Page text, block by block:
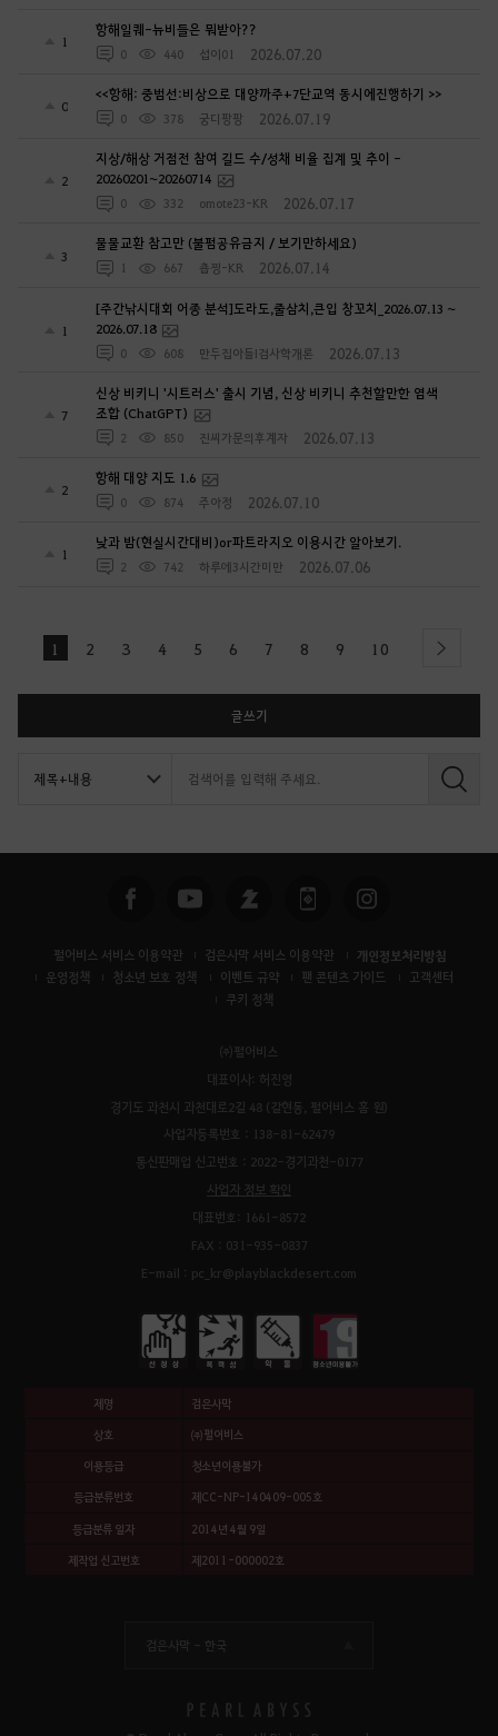
1
항해일퀘-뉴비들은 뭐받아??
0 440 섭이01 2026.07.20
0
<<항해: 중범선:비상으로 대양까주+7단교역 동시에진행하기 >>
0 378 궁디팡팡 2026.07.19
2
지상/해상 거점전 참여 길드 수/성채 비율 집계 및 추이 -
20260201~20260714
0 332 omote23-KR 2026.07.17
3
물물교환 참고만 (불펌공유금지 / 보기만하세요)
1 667 춉찡-KR 2026.07.14
1
[주간낚시대회 어종 분석]도라도,줄삼치,큰입 창꼬치_2026.07.13 ~
2026.07.18
0 608 만두집아들I검사학개론 2026.07.13
7
신상 비키니 '시트러스' 출시 기념, 신상 비키니 추천할만한 염색
조합 (ChatGPT)
2 850 진씨가문의후계자 2026.07.13
2
항해 대양 지도 1.6
0 874 주아정 2026.07.10
1
낮과 밤(현실시간대비)or파트라지오 이용시간 알아보기.
2 742 하루에3시간미만 2026.07.06
1 2 3 4 5 6 7 8 9 10 next
글쓰기
검
펄어비스 서비스 이용약관 검은사막 서비스 이용약관 개인정보처리방침
운영정책 청소년 보호 정책 이벤트 규약 팬 콘텐츠 가이드
고객센터
쿠키 정책
㈜펄어비스
대표이사: 허진영
경기도 과천시 과천대로2길 48 (갈현동, 펄어비스 홈 원)
사업자등록번호 : 138-81-62479
통신판매업 신고번호 : 2022-경기과천-0177
사업자 정보 확인
대표번호: 1661-8572
FAX : 031-935-0837
E-mail : pc_kr@playblackdesert.com
제명 검은사막
상호 ㈜펄어비스
이용등급 청소년이용불가
등급분류번호 제CC-NP-140409-005호
등급분류 일자 2014년 4월 9일
제작업 신고번호 제2011-000002호
검은사막 - 한국